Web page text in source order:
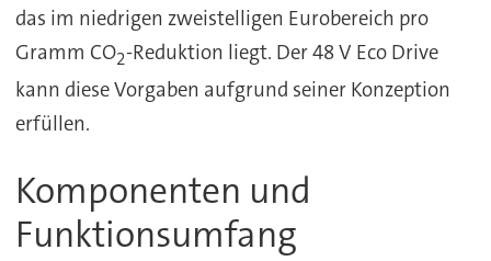
das im niedrigen zweistelligen Eurobereich pro
Gramm CO2-Reduktion liegt. Der 48 V Eco Drive
kann diese Vorgaben aufgrund seiner Konzeption
erfüllen.
Komponenten und
Funktionsumfang